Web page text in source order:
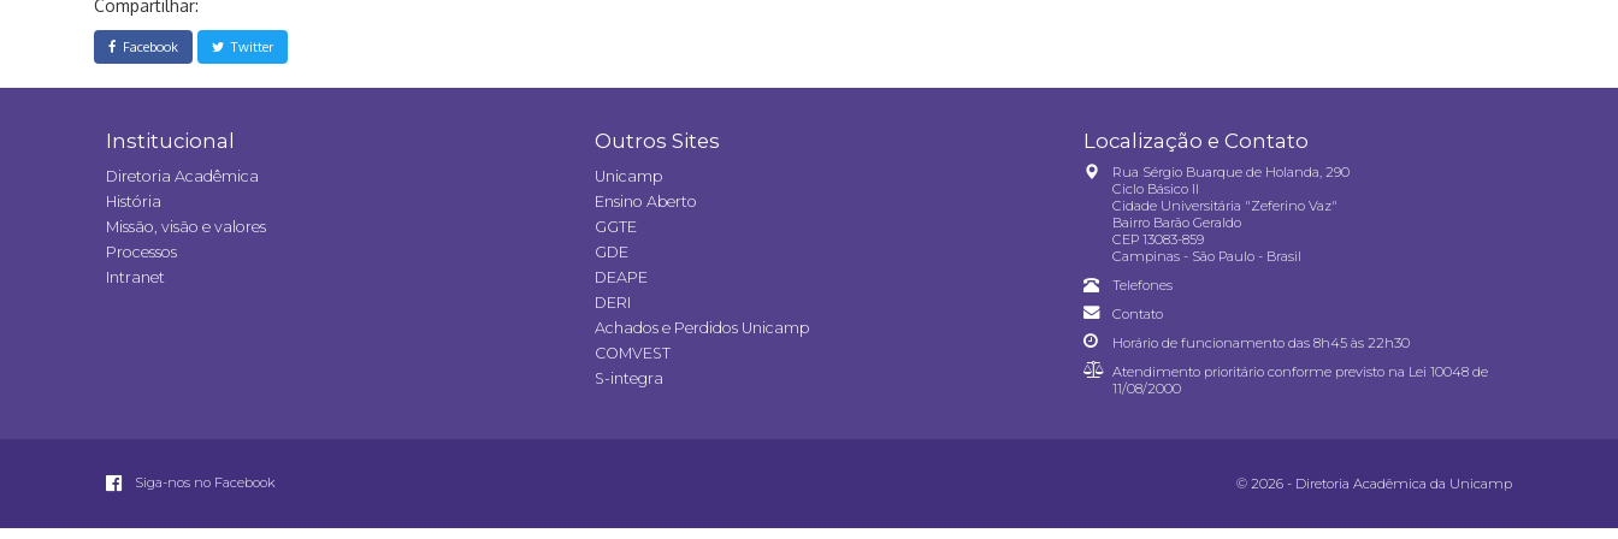
Compartilhar:
Facebook Twitter
Institucional
Diretoria Acadêmica
História
Missão, visão e valores
Processos
Intranet
Outros Sites
Unicamp
Ensino Aberto
GGTE
GDE
DEAPE
DERI
Achados e Perdidos Unicamp
COMVEST
S-integra
Localização e Contato
Rua Sérgio Buarque de Holanda, 290
Ciclo Básico II
Cidade Universitária "Zeferino Vaz"
Bairro Barão Geraldo
CEP 13083-859
Campinas - São Paulo - Brasil
Telefones
Contato
Horário de funcionamento das 8h45 às 22h30
Atendimento prioritário conforme previsto na Lei 10048 de
11/08/2000
Siga-nos no Facebook © 2026 - Diretoria Acadêmica da Unicamp